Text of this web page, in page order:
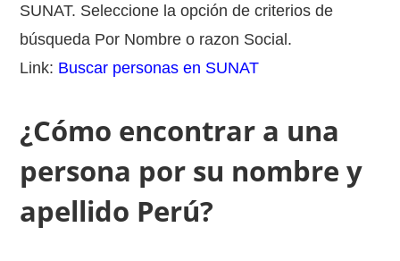
SUNAT. Seleccione la opción de criterios de
búsqueda Por Nombre o razon Social.
Link: Buscar personas en SUNAT
¿Cómo encontrar a una
persona por su nombre y
apellido Perú?